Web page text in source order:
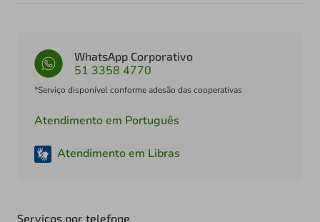
WhatsApp Corporativo
51 3358 4770
*Serviço disponível conforme adesão das cooperativas
Atendimento em Português
Atendimento em Libras
Serviços por telefone